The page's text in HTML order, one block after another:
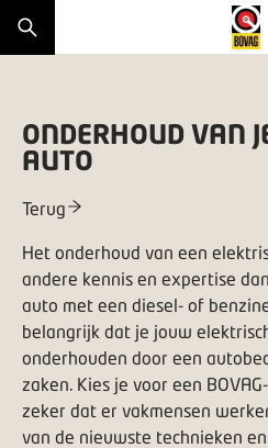
ONDERHOUD VAN
AUTO
Terug
Het onderhoud van een
andere kennis en expertise
auto met een diesel- of
belangrijk dat je jouw
onderhouden door een
zaken. Kies je voor een
zeker dat er vakmensen
van de nieuwste technieken